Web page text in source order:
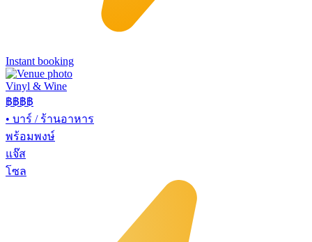
Instant booking
Vinyl & Wine
฿฿฿฿
• บาร์ / ร้านอาหาร
พร้อมพงษ์
แจ๊ส
โซล